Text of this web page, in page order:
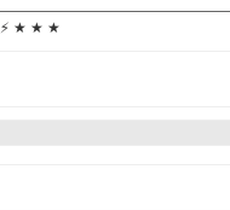
⚡ ★ ★ ★